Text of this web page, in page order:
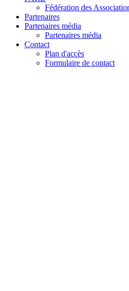
Fédération des
Partenaires
Partenaires média
Partenaires média
Contact
Plan d'accès
Formulaire de contact